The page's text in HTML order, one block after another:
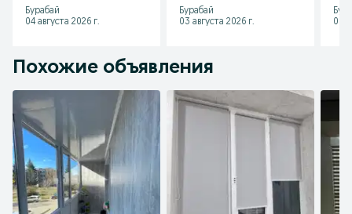
Бурабай
04 августа 2026 г.
Бурабай
03 августа 2026 г.
03
Похожие объявления